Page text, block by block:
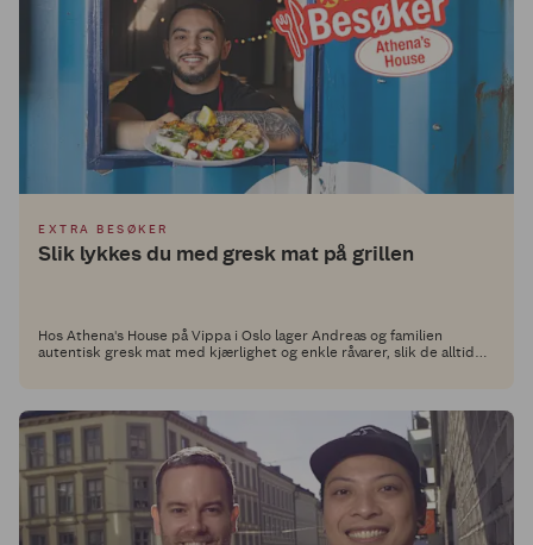
EXTRA BESØKER
Slik lykkes du med gresk mat på grillen
Hos Athena's House på Vippa i Oslo lager Andreas og familien
autentisk gresk mat med kjærlighet og enkle råvarer, slik de alltid